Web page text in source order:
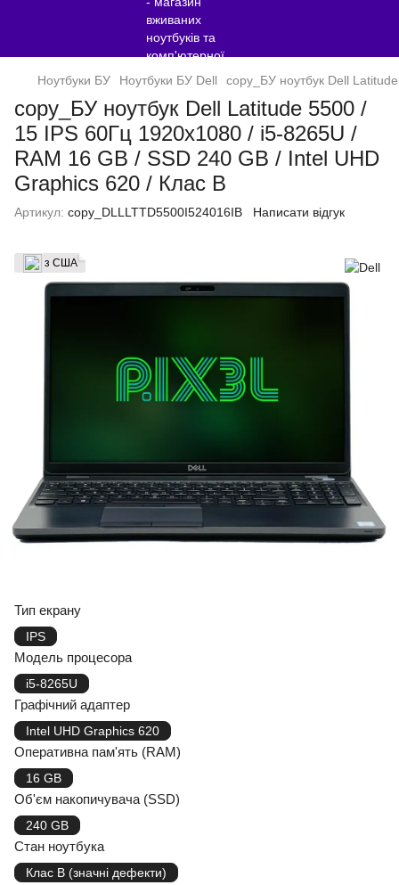
Ноутбуки БУ Ноутбуки БУ Dell copy_БУ ноутбук Dell
copy_БУ ноутбук Dell Latitude 5500 /
15 IPS 60Гц 1920x1080 / i5-8265U /
RAM 16 GB / SSD 240 GB / Intel UHD
Graphics 620 / Клас B
Артикул: copy_DLLLTTD5500I524016IB Написати відгук
з США
Тип екрану
IPS
Модель процесора
i5-8265U
Графічний адаптер
Intel UHD Graphics 620
Оперативна пам'ять (RAM)
16 GB
Об'єм накопичувача (SSD)
240 GB
Стан ноутбука
Клас B (значні дефекти)